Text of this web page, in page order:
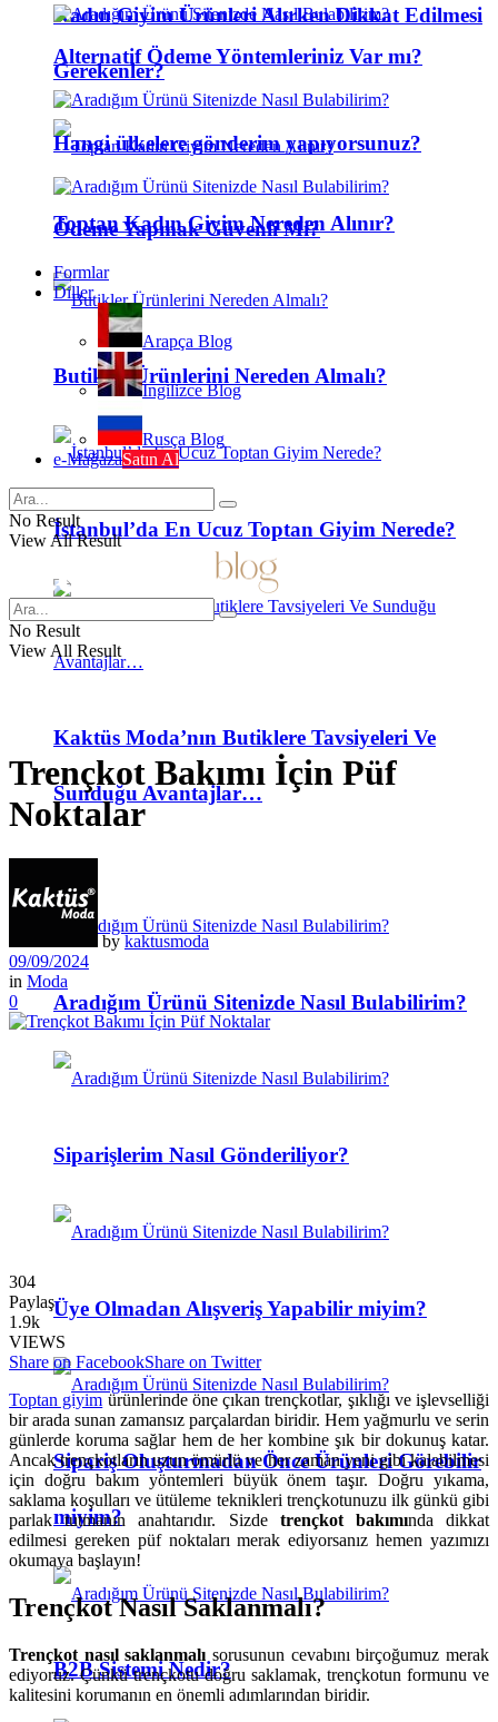
Kadın Giyim Ürünleri Alırken Dikkat Edilmesi
Gerekenler?
Toptan Kadın Giyim Nereden Alınır?
Butikler Ürünlerini Nereden Almalı?
İstanbul’da En Ucuz Toptan Giyim Nerede?
Kaktüs Moda’nın Butiklere Tavsiyeleri Ve
Sunduğu Avantajlar…
Aradığım Ürünü Sitenizde Nasıl Bulabilirim?
Siparişlerim Nasıl Gönderiliyor?
Üye Olmadan Alışveriş Yapabilir miyim?
Sipariş Oluşturmadan Önce Ürünleri Görebilir
miyim?
B2B Sistemi Nedir?
Alternatif Ödeme Yöntemleriniz Var mı?
Hangi ülkelere gönderim yapıyorsunuz?
Ödeme Yapmak Güvenli Mi?
Formlar
Diller
Arapça Blog
İngilizce Blog
Rusça Blog
e-MağazaSatın Al
No Result
View All Result
No Result
View All Result
Trençkot Bakımı İçin Püf
Noktalar
by kaktusmoda
09/09/2024
in Moda
0
304
Paylaş
1.9k
VIEWS
Share on FacebookShare on Twitter
Toptan giyim ürünlerinde öne çıkan trençkotlar, şıklığı ve işlevselliği
bir arada sunan zamansız parçalardan biridir. Hem yağmurlu ve serin
günlerde koruma sağlar hem de her kombine şık bir dokunuş katar.
Ancak trençkotların uzun ömürlü ve her zaman yeni gibi kalabilmesi
için doğru bakım yöntemleri büyük önem taşır. Doğru yıkama,
saklama koşulları ve ütüleme teknikleri trençkotunuzu ilk günkü gibi
parlak tutmanın anahtarıdır. Sizde trençkot bakımında dikkat
edilmesi gereken püf noktaları merak ediyorsanız hemen yazımızı
okumaya başlayın!
Trençkot Nasıl Saklanmalı?
Trençkot nasıl saklanmalı sorusunun cevabını birçoğumuz merak
ediyoruz. Çünkü trençkotu doğru saklamak, trençkotun formunu ve
kalitesini korumanın en önemli adımlarından biridir.